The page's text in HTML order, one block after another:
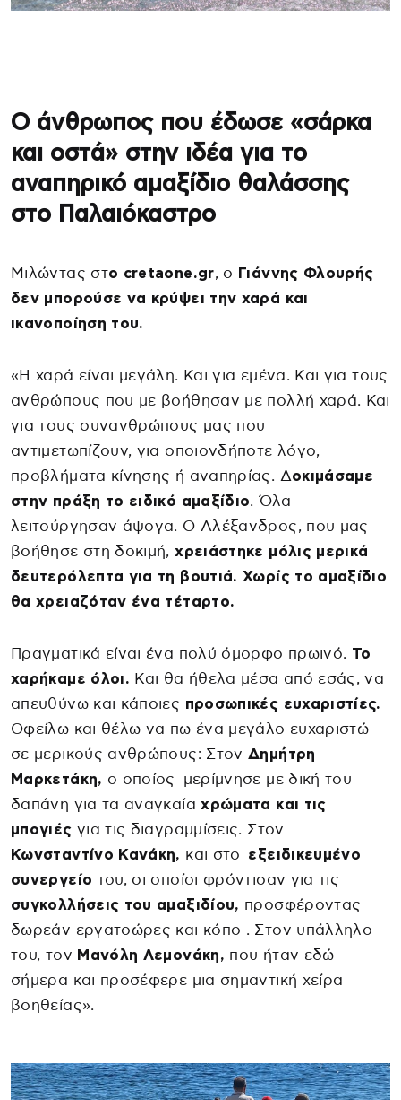
Ο άνθρωπος που έδωσε «σάρκα
και οστά» στην ιδέα για το
αναπηρικό αμαξίδιο θαλάσσης
στο Παλαιόκαστρο
Μιλώντας στο cretaone.gr, ο Γιάννης Φλουρής
δεν μπορούσε να κρύψει την χαρά και
ικανοποίηση του.
«Η χαρά είναι μεγάλη. Και για εμένα. Και για τους
ανθρώπους που με βοήθησαν με πολλή χαρά. Και
για τους συνανθρώπους μας που
αντιμετωπίζουν, για οποιονδήποτε λόγο,
προβλήματα κίνησης ή αναπηρίας. Δοκιμάσαμε
στην πράξη το ειδικό αμαξίδιο. Όλα
λειτούργησαν άψογα. Ο Αλέξανδρος, που μας
βοήθησε στη δοκιμή, χρειάστηκε μόλις μερικά
δευτερόλεπτα για τη βουτιά. Χωρίς το αμαξίδιο
θα χρειαζόταν ένα τέταρτο.
Πραγματικά είναι ένα πολύ όμορφο πρωινό. Το
χαρήκαμε όλοι. Και θα ήθελα μέσα από εσάς, να
απευθύνω και κάποιες προσωπικές ευχαριστίες.
Οφείλω και θέλω να πω ένα μεγάλο ευχαριστώ
σε μερικούς ανθρώπους: ΣτονΔημήτρη
Μαρκετάκη, ο οποίος μερίμνησε με δική του
δαπάνη για τα αναγκαία χρώματα και τις
μπογιές για τις διαγραμμίσεις. Στον
Κωνσταντίνο Κανάκη, και στο εξειδικευμένο
συνεργείο του, οι οποίοι φρόντισαν για τις
συγκολλήσεις του αμαξιδίου, προσφέροντας
δωρεάν εργατοώρες και κόπο . Στον υπάλληλο
του, τον Μανόλη Λεμονάκη, που ήταν εδώ
σήμερα και προσέφερε μια σημαντική χείρα
βοηθείας».